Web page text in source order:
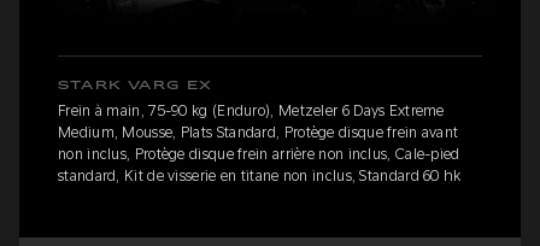
STARK VARG EX
Frein à main, 75-90 kg (Enduro), Metzeler 6 Days Extreme
Medium, Mousse, Plats Standard, Protège disque frein avant
non inclus, Protège disque frein arrière non inclus, Cale-pied
standard, Kit de visserie en titane non inclus, Standard 60 hk